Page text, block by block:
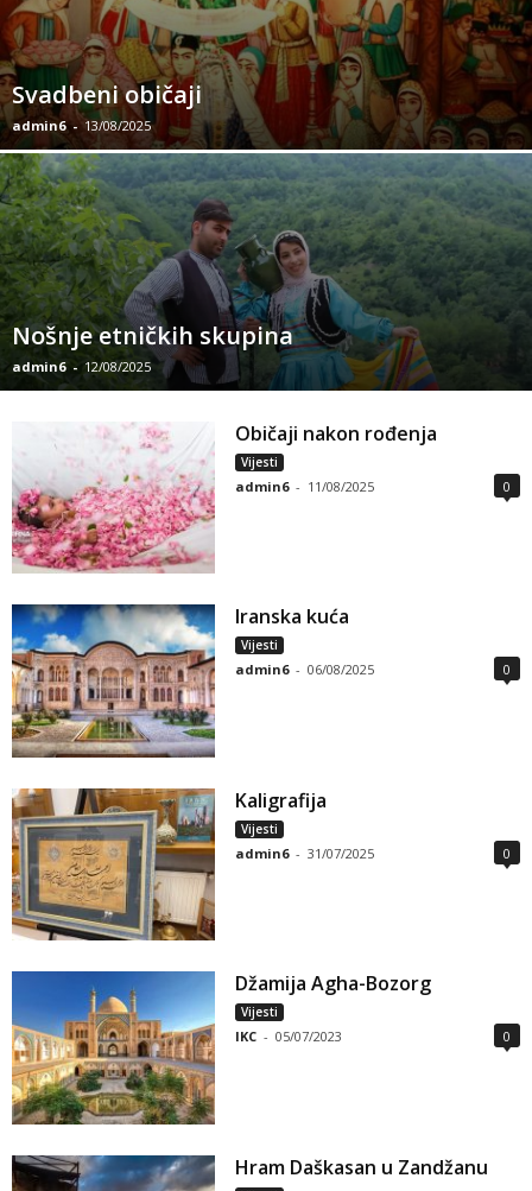
Svadbeni običaji
admin6 - 13/08/2025
Nošnje etničkih skupina
admin6 - 12/08/2025
Običaji nakon rođenja
Vijesti
admin6 - 11/08/2025 0
Iranska kuća
Vijesti
admin6 - 06/08/2025 0
Kaligrafija
Vijesti
admin6 - 31/07/2025 0
Džamija Agha-Bozorg
Vijesti
IKC - 05/07/2023 0
Hram Daškasan u Zandžanu